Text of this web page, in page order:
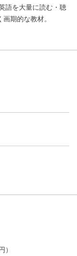
語を大量に読む・聴
期的な教材。
）